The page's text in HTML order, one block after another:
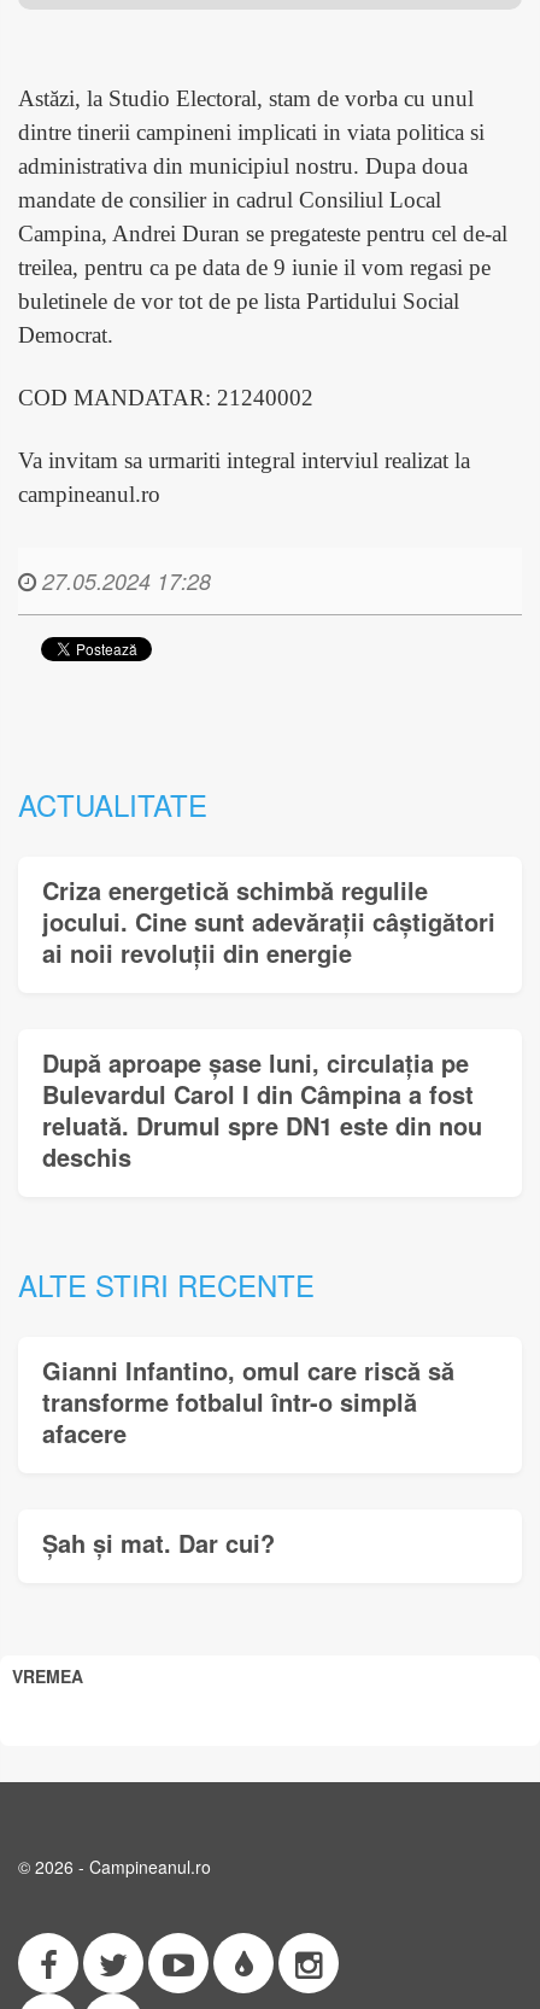
Astăzi, la Studio Electoral, stam de vorba cu unul
dintre tinerii campineni implicati in viata politica si
administrativa din municipiul nostru. Dupa doua
mandate de consilier in cadrul Consiliul Local
Campina, Andrei Duran se pregateste pentru cel de-al
treilea, pentru ca pe data de 9 iunie il vom regasi pe
buletinele de vor tot de pe lista Partidului Social
Democrat.
COD MANDATAR: 21240002
Va invitam sa urmariti integral interviul realizat la
campineanul.ro
27.05.2024 17:28
ACTUALITATE
Criza energetică schimbă regulile
jocului. Cine sunt adevărații câștigători
ai noii revoluții din energie
După aproape șase luni, circulația pe
Bulevardul Carol I din Câmpina a fost
reluată. Drumul spre DN1 este din nou
deschis
ALTE STIRI RECENTE
Gianni Infantino, omul care riscă să
transforme fotbalul într-o simplă
afacere
Șah și mat. Dar cui?
VREMEA
© 2026 - Campineanul.ro